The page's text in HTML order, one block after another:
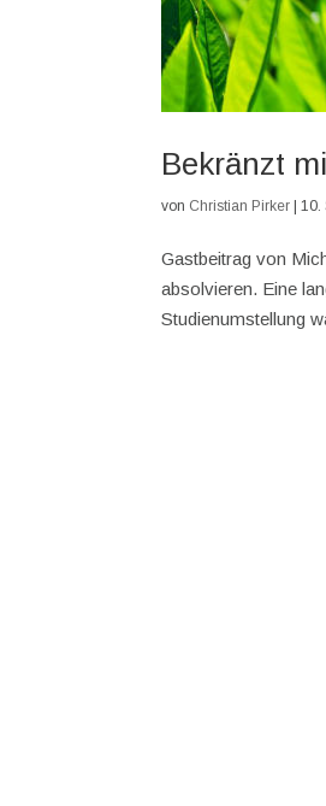
Bekränzt
von Christian Pirker | 10.
Gastbeitrag von
absolvieren. Eine
Studienumstellung